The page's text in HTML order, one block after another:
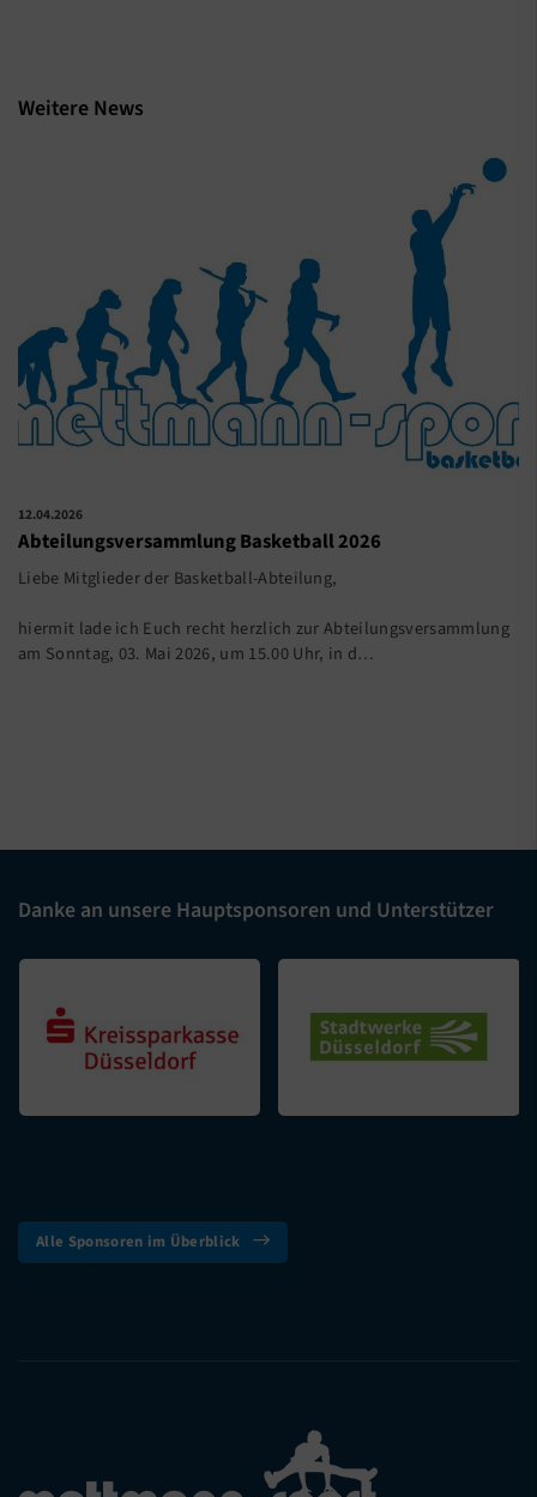
Weitere News
12.04.2026
Abteilungsversammlung Basketball 2026
Liebe Mitglieder der Basketball-Abteilung,
hiermit lade ich Euch recht herzlich zur Abteilungsversammlung
am Sonntag, 03. Mai 2026, um 15.00 Uhr, in d…
Danke an unsere Hauptsponsoren und Unterstützer
Alle Sponsoren im Überblick